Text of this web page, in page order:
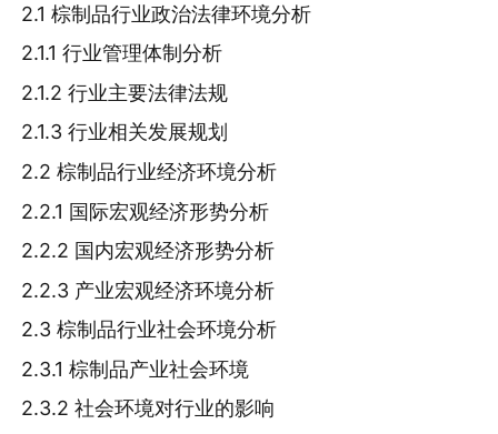
2.1 棕制品行业政治法律环境分析
2.1.1 行业管理体制分析
2.1.2 行业主要法律法规
2.1.3 行业相关发展规划
2.2 棕制品行业经济环境分析
2.2.1 国际宏观经济形势分析
2.2.2 国内宏观经济形势分析
2.2.3 产业宏观经济环境分析
2.3 棕制品行业社会环境分析
2.3.1 棕制品产业社会环境
2.3.2 社会环境对行业的影响